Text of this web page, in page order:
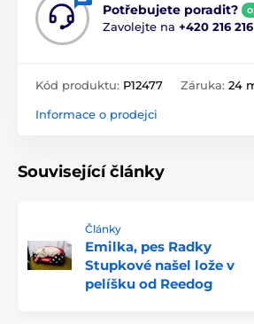
Potřebujete poradit?
Zavolejte na +420 216
Kód produktu: P12477 Záruka: 24
Informace o prodejci
Související články
Články
Emilka, pes Radky
Stupkové našel lože v
pelíšku od Reedog